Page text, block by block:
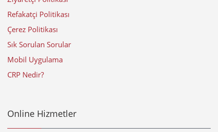
Refakatçi Politikası
Çerez Politikası
Sık Sorulan Sorular
Mobil Uygulama
CRP Nedir?
Online Hizmetler